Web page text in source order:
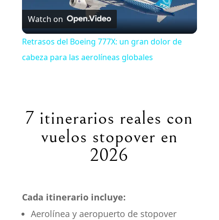
l
a
V
i
e
Watch on
Retrasos del Boeing 777X: un gran dolor de
cabeza para las aerolíneas globales
7 itinerarios reales con
vuelos stopover en
2026
Cada itinerario incluye:
Aerolínea y aeropuerto de stopover